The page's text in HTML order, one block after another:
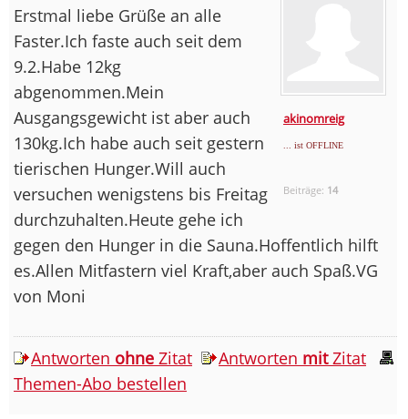
akinomreig
... ist OFFLINE
Beiträge: 14
Erstmal liebe Grüße an alle
Faster.Ich faste auch seit dem
9.2.Habe 12kg
abgenommen.Mein
Ausgangsgewicht ist aber auch
130kg.Ich habe auch seit gestern
tierischen Hunger.Will auch
versuchen wenigstens bis Freitag
durchzuhalten.Heute gehe ich
gegen den Hunger in die Sauna.Hoffentlich hilft
es.Allen Mitfastern viel Kraft,aber auch Spaß.VG
von Moni
Antworten ohne Zitat Antworten mitZitat
Themen-Abo bestellen